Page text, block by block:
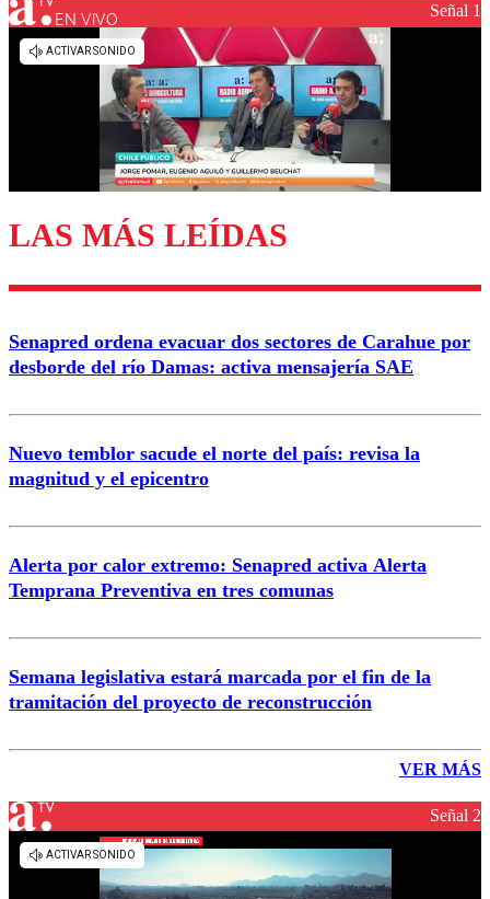
Los comentarios son moderados para garantizar un
diálogo respetuoso.
Enviar comentario
EN VIVO Señal 1
LAS MÁS LEÍDAS
Senapred ordena evacuar dos sectores de Carahue por
desborde del río Damas: activa mensajería SAE
Nuevo temblor sacude el norte del país: revisa la
magnitud y el epicentro
Alerta por calor extremo: Senapred activa Alerta
Temprana Preventiva en tres comunas
Semana legislativa estará marcada por el fin de la
tramitación del proyecto de reconstrucción
VER MÁS
Señal 2